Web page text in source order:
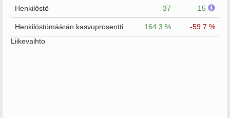
Henkilöstö 37 15
Henkilöstömäärän kasvuprosentti 164.3 %
-59.7 %
Liikevaihto